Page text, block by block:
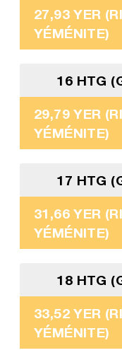
27,93 YER
YÉMÉNITE)
16 HTG
29,79 YER
YÉMÉNITE)
17 HTG
31,66 YER
YÉMÉNITE)
18 HTG
33,52 YER
YÉMÉNITE)